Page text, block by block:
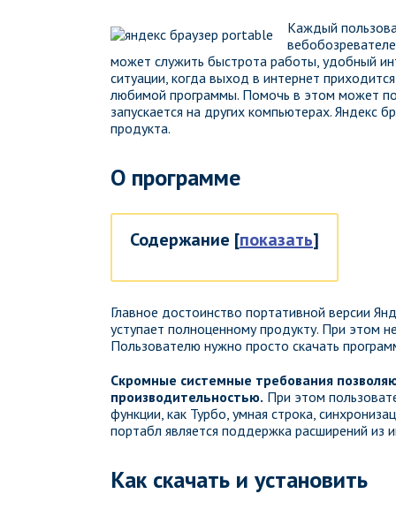
Каждый
может служить быстрота работы, удобный
ситуации, когда выход в интернет
любимой программы. Помочь в этом может
запускается на других компьютерах. Яндекс
продукта.
О программе
Содержание [показать]
Главное достоинство портативной версии
уступает полноценному продукту. При этом
Пользователю нужно просто скачать
Скромные системные требования
производительностью. При этом
функции, как Турбо, умная строка,
портабл является поддержка расширений из
Как скачать и установить